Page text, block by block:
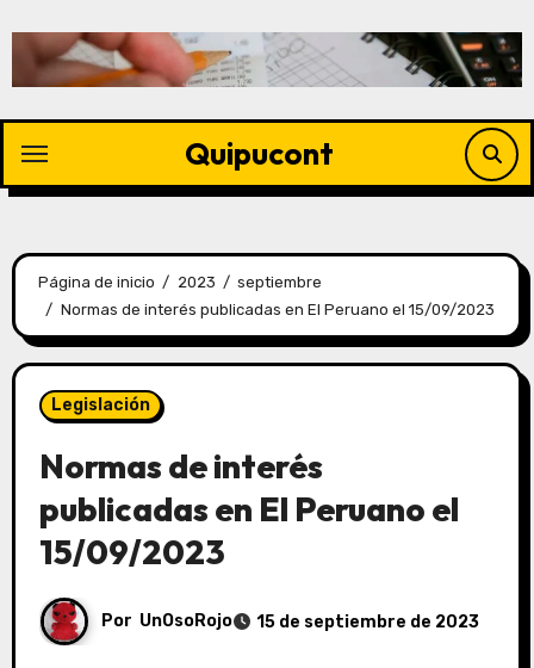
Quipucont
Página de inicio 2023
septiembre
Normas de interés publicadas en El Peruano el 15/09/2023
Legislación
Normas de interés
publicadas en El Peruano el
15/09/2023
Por UnOsoRojo 15 de septiembre de 2023